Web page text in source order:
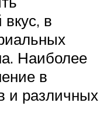
в
Наиболее
в
и различных